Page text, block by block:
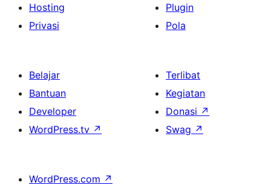
Hosting
Privasi
Plugin
Pola
Belajar
Bantuan
Developer
WordPress.tv ↗
Terlibat
Kegiatan
Donasi ↗
Swag ↗
WordPress.com ↗